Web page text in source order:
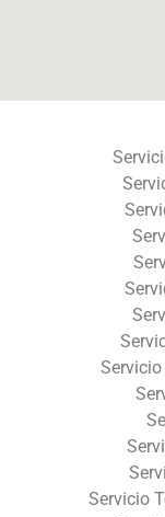
Servicio
Servicio